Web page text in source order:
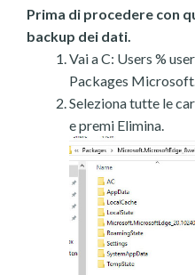
Prima di procedere con
backup dei dati.
Vai a C: Users %
Packages
Seleziona tutte le
e premi Elimina.